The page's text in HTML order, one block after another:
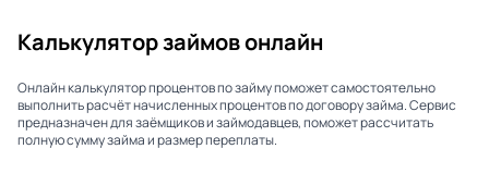
Калькулятор займов онлайн
Онлайн калькулятор процентов по займу поможет самостоятельно
выполнить расчёт начисленных процентов по договору займа. Сервис
предназначен для заёмщиков и займодавцев, поможет рассчитать
полную сумму займа и размер переплаты.